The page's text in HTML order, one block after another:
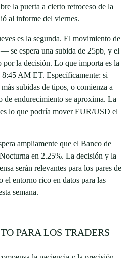
la puerta a cierto retroceso de la
al informe del viernes.
es la segunda. El movimiento de
— se espera una subida de 25pb, y el
por la decisión. Lo que importa es la
8:45 AM ET. Específicamente: si
subidas de tipos, o comienza a
endurecimiento se aproxima. La
lo que podría mover EUR/USD el
ampliamente que el Banco de
en 2.25%. La decisión y la
serán relevantes para los pares de
entorno rico en datos para las
semana.
PARA LOS TRADERS